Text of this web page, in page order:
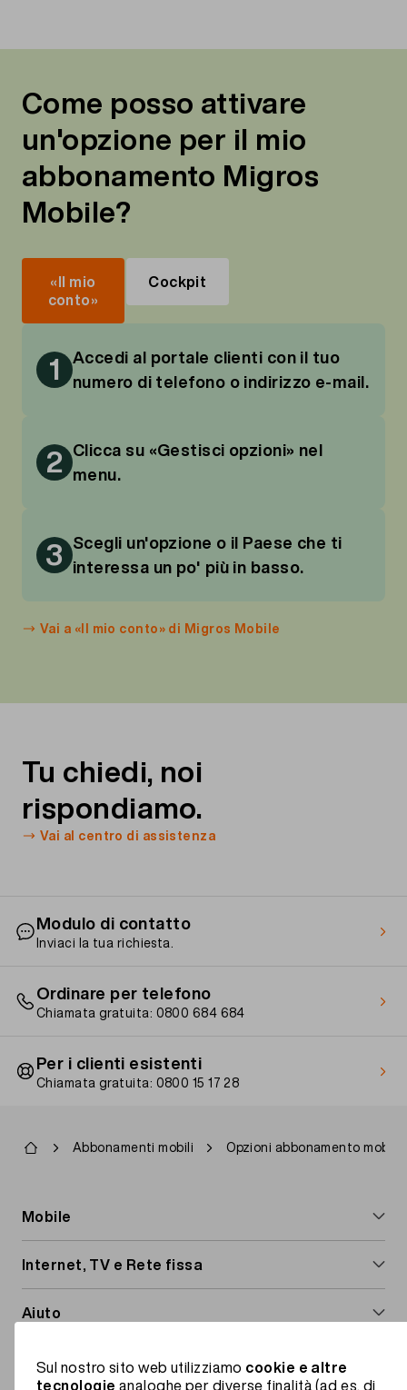
Come posso attivare
un'opzione per il mio
abbonamento Migros
Mobile?
«Il mio
conto»
Cockpit
1
Accedi al portale clienti con il tuo
numero di telefono o indirizzo e-mail.
2 Clicca su «Gestisci opzioni» nel
menu.
3 Scegli un'opzione o il Paese che ti
interessa un po' più in basso.
Vai a «Il mio conto» di Migros Mobile
Tu chiedi, noi
rispondiamo.
Vai al centro di assistenza
Modulo di contatto
Inviaci la tua richiesta.
Ordinare per telefono
Chiamata gratuita: 0800 684 684
Per i clienti esistenti
Chiamata gratuita: 0800 15 17 28
BricioleAbbonamenti mobili Opzioni abbonamento mobile
Footer
navigation
Mobile
Schede Prepaid
Roaming e estero
Internet, TV e Rete fissa
Installare l'Internet-Box
Aiuto
Migros Mobile
Sul nostro sito web utilizziamo cookie e altre
tecnologie analoghe per diverse finalità (ad es. di